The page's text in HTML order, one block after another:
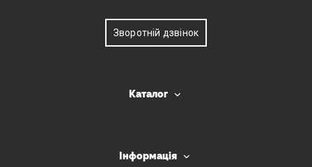
Зворотній дзвінок
Каталог
Інформація